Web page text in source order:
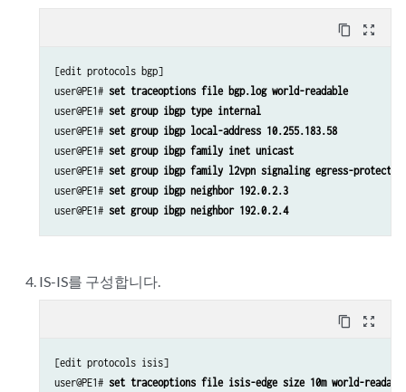
content_copy zoom_out_map
[edit protocols bgp]
user@PE1# set traceoptions file bgp.log world-readable
user@PE1# set group ibgp type internal
user@PE1# set group ibgp local-address 10.255.183.58
user@PE1# set group ibgp family inet unicast
user@PE1# set group ibgp family l2vpn signaling egress-
user@PE1# set group ibgp neighbor 192.0.2.3
user@PE1# set group ibgp neighbor 192.0.2.4
IS-IS를 구성합니다.
content_copy zoom_out_map
[edit protocols isis]
user@PE1# set traceoptions file isis-edge size 10m world-